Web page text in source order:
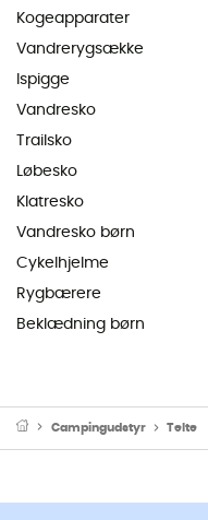
Kogeapparater
Vandrerygsække
Ispigge
Vandresko
Trailsko
Løbesko
Klatresko
Vandresko børn
Cykelhjelme
Rygbærere
Beklædning børn
Campingudstyr Telte